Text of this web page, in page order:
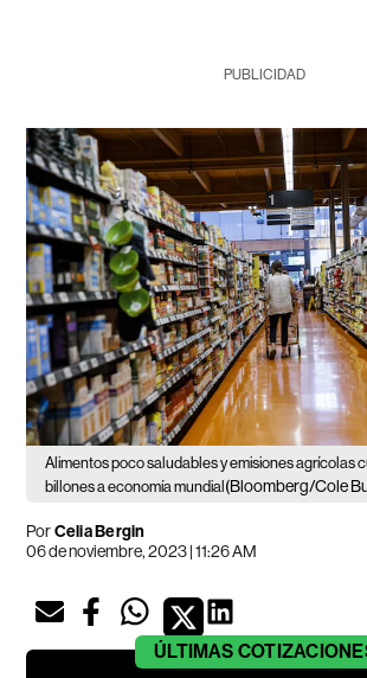
PUBLICIDAD
Alimentos poco saludables y emisiones agrícolas
billones a economía mundial (Bloomberg/Cole
PorCelia Bergin
06 de noviembre, 2023 | 11:26 AM
ÚLTIMAS